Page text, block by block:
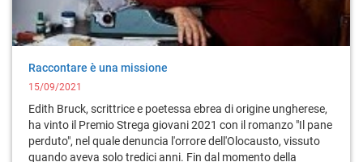
Raccontare è una missione
15/09/2021
Edith Bruck, scrittrice e poetessa ebrea di origine ungherese,
ha vinto il Premio Strega giovani 2021 con il romanzo "Il pane
perduto", nel quale denuncia l'orrore dell'Olocausto, vissuto
quando aveva solo tredici anni. Fin dal momento della